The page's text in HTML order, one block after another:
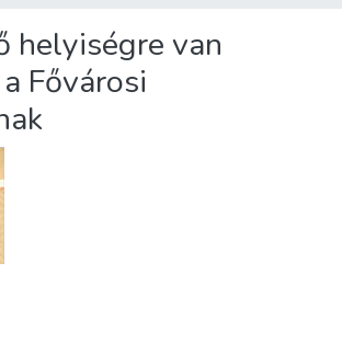
helyiségre van
Fővárosi